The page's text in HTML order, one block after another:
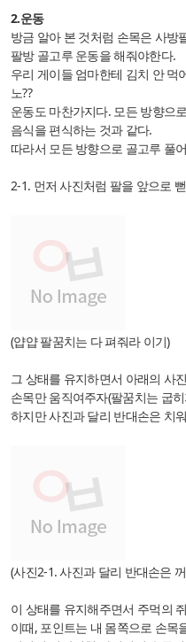
2.운동
방금 알아 본 것처럼 손목은 사방
팔방 골고루 운동을 해줘야한다.
우리 게이들 엄마한테 김치 안 먹
노??
운동도 마찬가지다. 모든 방향으
음식을 편식하는 것과 같다.
따라서 모든 방향으로 골고루 풀
2-1. 먼저 사진처럼 팔을 앞으로
(얍얍 팔꿈치는 다 펴줘라 이기)
그 상태를 유지하면서 아래의 사
손목만 움직여주자(팔꿈치는 굽
하지만 사진과 달리 반대손은 치
(사진2-1. 사진과 달리 반대손은
이 상태를 유지해주면서 주먹의
이때, 포인트는 내 몸쪽으로 손목